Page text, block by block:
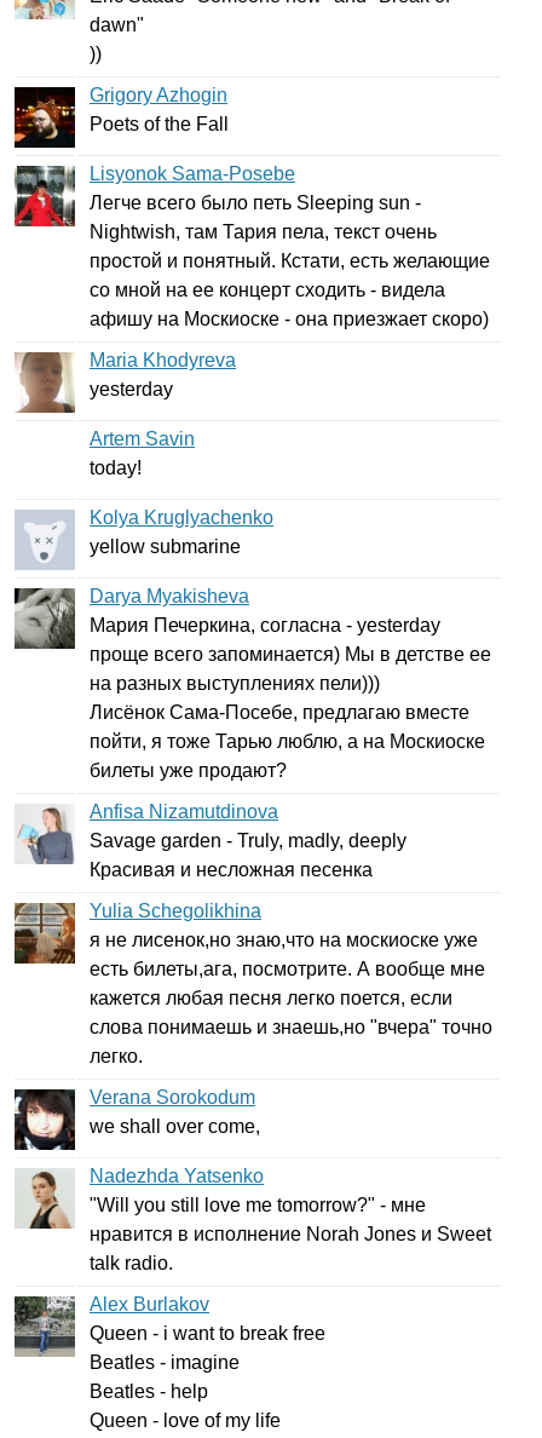
dawn"
))
Grigory Azhogin
Poets of the Fall
Lisyonok Sama-Posebe
Легче всего было петь Sleeping sun -
Nightwish, там Тария пела, текст очень
простой и понятный. Кстати, есть желающие
со мной на ее концерт сходить - видела
афишу на Москиоске - она приезжает скоро)
Maria Khodyreva
yesterday
Artem Savin
today!
Kolya Kruglyachenko
yellow submarine
Darya Myakisheva
Мария Печеркина, согласна - yesterday
проще всего запоминается) Мы в детстве ее
на разных выступлениях пели)))
Лисёнок Сама-Посебе, предлагаю вместе
пойти, я тоже Тарью люблю, а на Москиоске
билеты уже продают?
Anfisa Nizamutdinova
Savage garden - Truly, madly, deeply
Красивая и несложная песенка
Yulia Schegolikhina
я не лисенок,но знаю,что на москиоске уже
есть билеты,ага, посмотрите. А вообще мне
кажется любая песня легко поется, если
слова понимаешь и знаешь,но "вчера" точно
легко.
Verana Sorokodum
we shall over come,
Nadezhda Yatsenko
"Will you still love me tomorrow?" - мне
нравится в исполнение Norah Jones и Sweet
talk radio.
Alex Burlakov
Queen - i want to break free
Beatles - imagine
Beatles - help
Queen - love of my life